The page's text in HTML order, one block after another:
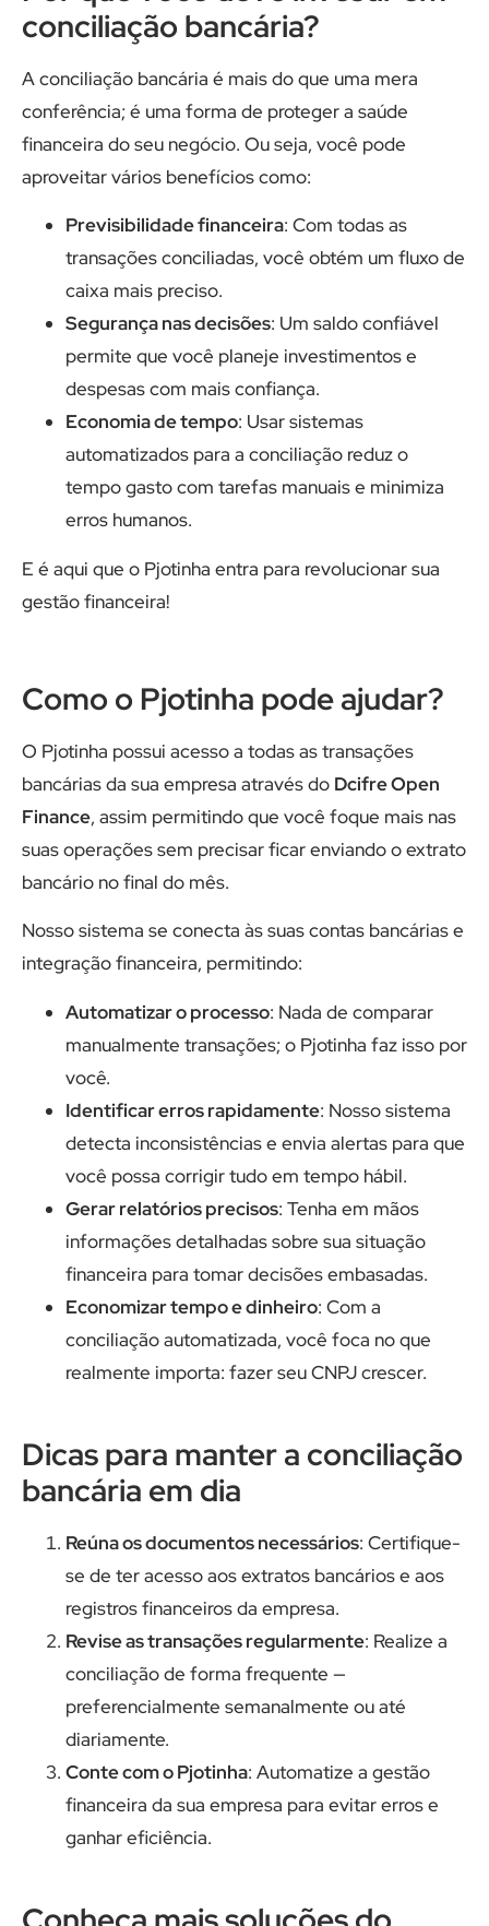
conciliação bancária?
A conciliação bancária é mais do que uma mera
conferência; é uma forma de proteger a saúde
financeira do seu negócio. Ou seja, você pode
aproveitar vários benefícios como:
Previsibilidade financeira: Com todas as
transações conciliadas, você obtém um fluxo de
caixa mais preciso.
Segurança nas decisões: Um saldo confiável
permite que você planeje investimentos e
despesas com mais confiança.
Economia de tempo: Usar sistemas
automatizados para a conciliação reduz o
tempo gasto com tarefas manuais e minimiza
erros humanos.
E é aqui que o Pjotinha entra para revolucionar sua
gestão financeira!
Como o Pjotinha pode ajudar?
O Pjotinha possui acesso a todas as transações
bancárias da sua empresa através do Dcifre Open
Finance, assim permitindo que você foque mais nas
suas operações sem precisar ficar enviando o extrato
bancário no final do mês.
Nosso sistema se conecta às suas contas bancárias e
integração financeira, permitindo:
Automatizar o processo: Nada de comparar
manualmente transações; o Pjotinha faz isso por
você.
Identificar erros rapidamente: Nosso sistema
detecta inconsistências e envia alertas para que
você possa corrigir tudo em tempo hábil.
Gerar relatórios precisos: Tenha em mãos
informações detalhadas sobre sua situação
financeira para tomar decisões embasadas.
Economizar tempo e dinheiro: Com a
conciliação automatizada, você foca no que
realmente importa: fazer seu CNPJ crescer.
Dicas para manter a conciliação
bancária em dia
Reúna os documentos necessários: Certifique-
se de ter acesso aos extratos bancários e aos
registros financeiros da empresa.
Revise as transações regularmente: Realize a
conciliação de forma frequente —
preferencialmente semanalmente ou até
diariamente.
Conte com o Pjotinha: Automatize a gestão
financeira da sua empresa para evitar erros e
ganhar eficiência.